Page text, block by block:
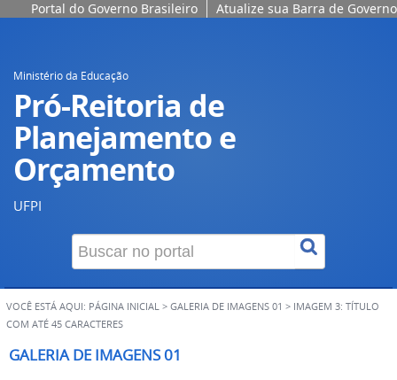
Portal do Governo Brasileiro Atualize sua Barra de Governo
Ministério da Educação
Pró-Reitoria de
Planejamento e
Orçamento
UFPI
VOCÊ ESTÁ AQUI: PÁGINA INICIAL > GALERIA DE IMAGENS 01 > IMAGEM 3: TÍTULO
COM ATÉ 45 CARACTERES
GALERIA DE IMAGENS 01